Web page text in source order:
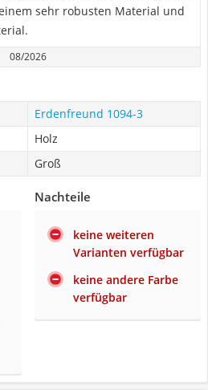
sehr robusten Material und
08/2026
Erdenfreund 1094-3
Holz
Groß
Nachteile
keine weiteren
Varianten verfügbar
keine andere Farbe
verfügbar